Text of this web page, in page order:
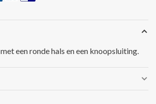
een ronde hals en een knoopsluiting.